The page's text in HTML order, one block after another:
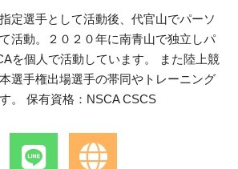
定選手として活動後、代官山でパーソ
活動。２０２０年に南青山で独立しパ
を個人で活動しています。 また陸上競
選手権出場選手の帯同やトレーニング
。 保有資格：NSCA CSCS